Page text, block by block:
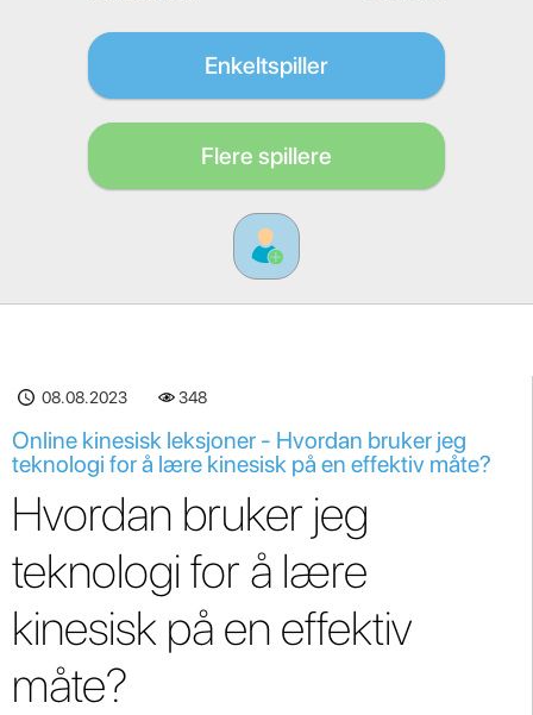
Enkeltspiller
Flere spillere
08.08.2023 348
Online kinesisk leksjoner - Hvordan bruker jeg
teknologi for å lære kinesisk på en effektiv måte?
Hvordan bruker jeg
teknologi for å lære
kinesisk på en effektiv
måte?